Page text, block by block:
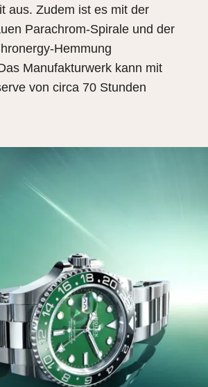
aus. Zudem ist es mit der
Parachrom-Spirale und der
Hemmung
Manufakturwerk kann mit
von circa 70 Stunden